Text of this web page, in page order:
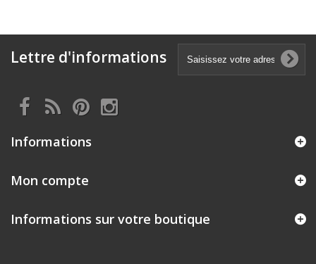
Lettre d'informations
Informations
Mon compte
Informations sur votre boutique